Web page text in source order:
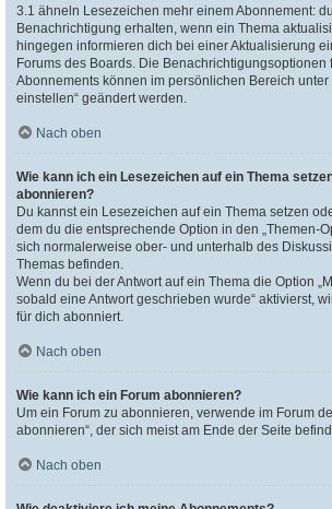
3.1 ähneln Lesezeichen mehr einem Abonnement:
Benachrichtigung erhalten, wenn ein Thema
hingegen informieren dich bei einer Aktualisierung
Forums des Boards. Die Benachrichtigungsoptionen
Abonnements können im persönlichen Bereich unter
einstellen“ geändert werden.
Nach oben
Wie kann ich ein Lesezeichen auf ein Thema
abonnieren?
Du kannst ein Lesezeichen auf ein Thema setzen
dem du die entsprechende Option in den „Themen-
sich normalerweise ober- und unterhalb des
Themas befinden.
Wenn du bei der Antwort auf ein Thema die Option
sobald eine Antwort geschrieben wurde“ aktivierst,
für dich abonniert.
Nach oben
Wie kann ich ein Forum abonnieren?
Um ein Forum zu abonnieren, verwende im Forum
abonnieren“, der sich meist am Ende der Seite
Nach oben